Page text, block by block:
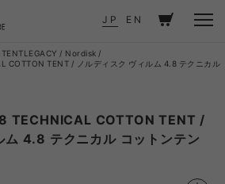
JP EN
TENTLEGACY
Nordisk
COTTON TENT / ノルディスク ヴィルム 4.8 テクニカル
TECHNICAL COTTON TENT /
ム 4.8 テクニカル コットンテン